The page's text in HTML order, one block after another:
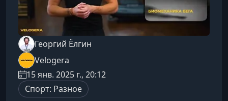
Георгий Ёлгин
Velogera
15 янв. 2025 г., 20:12
Спорт: Разное